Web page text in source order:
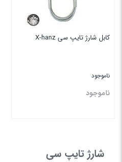
کابل شارژ تایپ سی X-hanz
ناموجود
ناموجود
شارژ تایپ سی